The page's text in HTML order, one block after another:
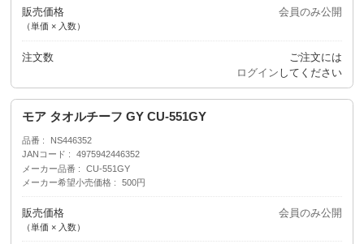
販売価格
（単価 × 入数）
会員のみ公開
注文数
ご注文には
ログイン してください
モア タオルチーフ GY CU-551GY
品番
NS446352
JANコード
4975942446352
メーカー品番
CU-551GY
メーカー希望小売価格
500円
販売価格
（単価 × 入数）
会員のみ公開